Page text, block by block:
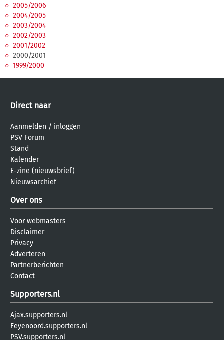
2005/2006
2004/2005
2003/2004
2002/2003
2001/2002
2000/2001
1999/2000
Direct naar
Aanmelden / inloggen
PSV Forum
Stand
Kalender
E-zine (nieuwsbrief)
Nieuwsarchief
Over ons
Voor webmasters
Disclaimer
Privacy
Adverteren
Partnerberichten
Contact
Supporters.nl
Ajax.supporters.nl
Feyenoord.supporters.nl
PSV.supporters.nl